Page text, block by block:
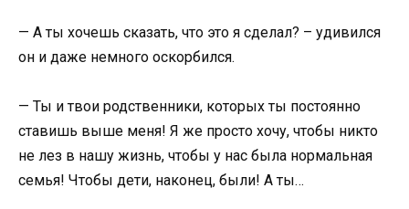
— А ты хочешь сказать, что это я сделал? – удивился
он и даже немного оскорбился.
— Ты и твои родственники, которых ты постоянно
ставишь выше меня! Я же просто хочу, чтобы никто
не лез в нашу жизнь, чтобы у нас была нормальная
семья! Чтобы дети, наконец, были! А ты…